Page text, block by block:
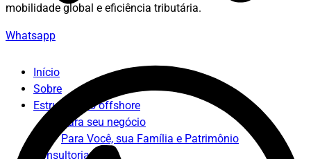
Início
Sobre
Estruturação offshore
Para seu negócio
Para Você, sua Família e Patrimônio
Consultorias
mobilidade global e eficiência tributária.
Whatsapp